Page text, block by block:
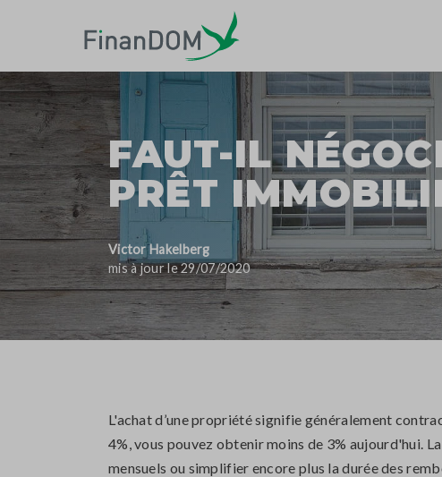
FAUT-IL
PRÊT
Victor Hakelberg
mis à jour le 29/07/2020
L'achat d’une propriété signifie généralement
4%, vous pouvez obtenir moins de 3% aujourd'hui.
mensuels ou simplifier encore plus la durée des